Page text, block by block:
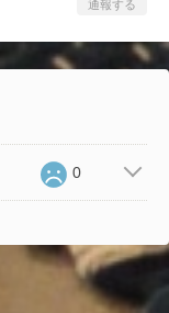
通報する
0